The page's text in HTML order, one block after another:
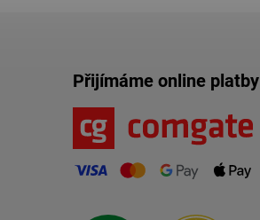
Přijímáme online platby